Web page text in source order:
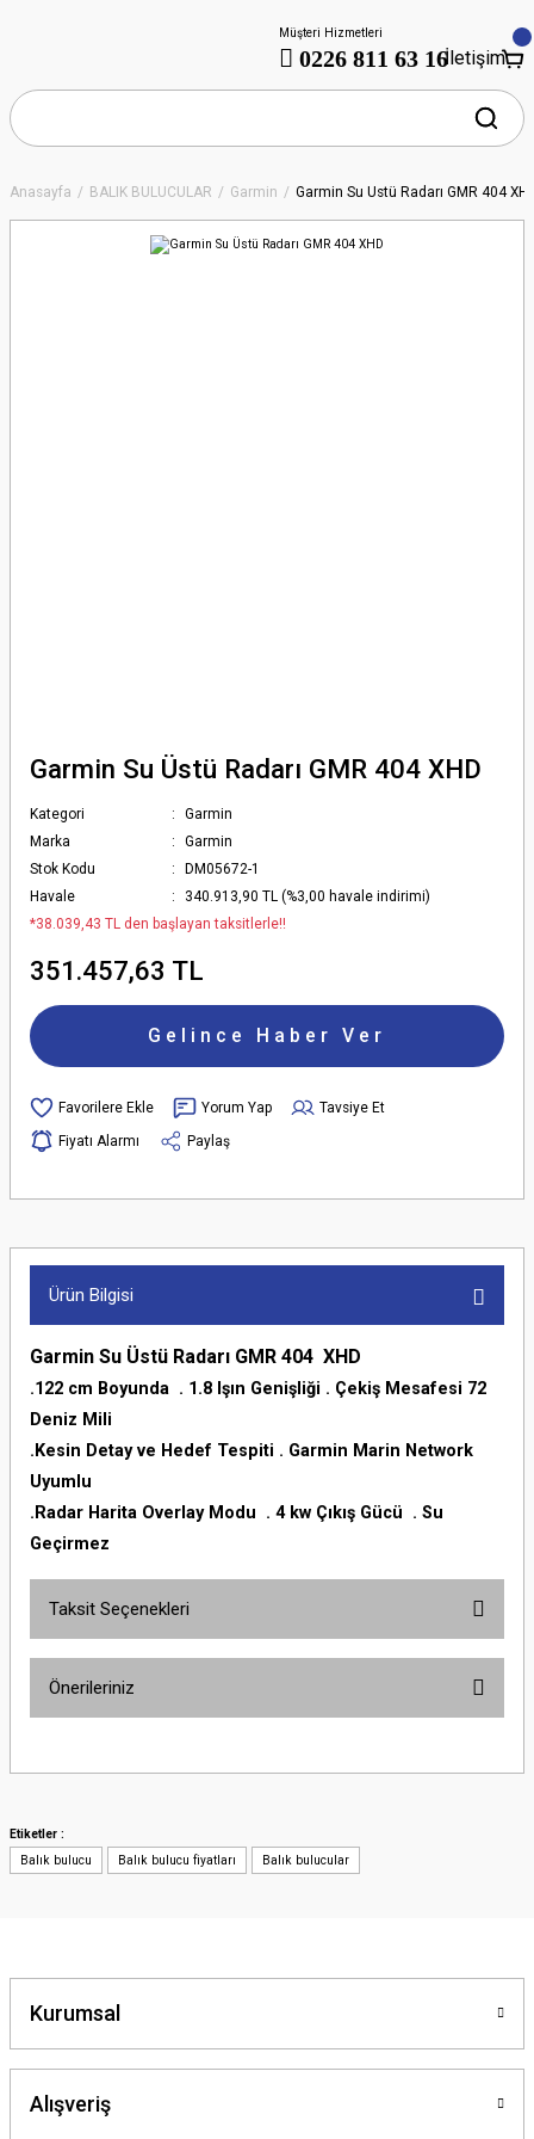
Müşteri Hizmetleri
0226 811 63 16İletişim
Anasayfa BALIK BULUCULAR Garmin Garmin Su Üstü Radarı GMR 404
Garmin Su Üstü Radarı GMR 404 XHD
Kategori
Garmin
Marka
Garmin
Stok Kodu
DM05672-1
Havale
340.913,90 TL (%3,00 havale indirimi)
*38.039,43 TL den başlayan taksitlerle!!
351.457,63 TL
Gelince Haber Ver
Yorum Yap
Tavsiye Et
Fiyatı Alarmı
Paylaş
Ürün Bilgisi
Garmin Su Üstü Radarı GMR 404 XHD
.122 cm Boyunda . 1.8 Işın Genişliği . Çekiş Mesafesi 72
Deniz Mili
.Kesin Detay ve Hedef Tespiti . Garmin Marin Network
Uyumlu
.Radar Harita Overlay Modu . 4 kw Çıkış Gücü . Su
Geçirmez
Taksit Seçenekleri
Önerileriniz
yetersiz gördüğünüz noktaları öneri formunu kullanarak tarafımıza
Ürün resmi kalitesiz, bozuk veya görüntülenemiyor.
Ürün fiyatı diğer sitelerden daha pahalı.
Bu ürüne benzer farklı alternatifler olmalı.
Etiketler :
Balık bulucu
Balık bulucu fiyatları Balık bulucular
Kurumsal
Alışveriş